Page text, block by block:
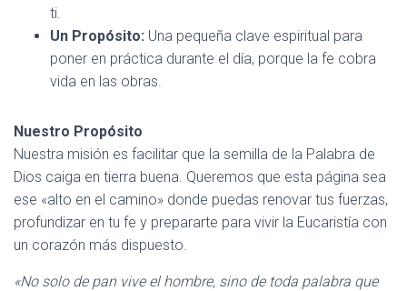
ti.
Un Propósito: Una pequeña clave espiritual para
poner en práctica durante el día, porque la fe cobra
vida en las obras.
Nuestro Propósito
Nuestra misión es facilitar que la semilla de la Palabra de
Dios caiga en tierra buena. Queremos que esta página sea
ese «alto en el camino» donde puedas renovar tus fuerzas,
profundizar en tu fe y prepararte para vivir la Eucaristía con
un corazón más dispuesto.
«No solo de pan vive el hombre, sino de toda palabra que